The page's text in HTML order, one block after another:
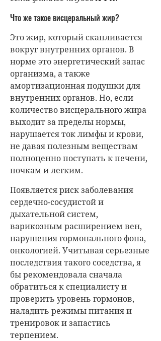
Что же такое висцеральный жир?
Это жир, который скапливается
вокруг внутренних органов. В
норме это энергетический запас
организма, а также
амортизационная подушки для
внутренних органов. Но, если
количество висцерального жира
выходит за пределы нормы,
нарушается ток лимфы и крови,
не давая полезным веществам
полноценно поступать к печени,
почкам и легким.
Появляется риск заболевания
сердечно-сосудистой и
дыхательной систем,
варикозным расширением вен,
нарушения гормонального фона,
онкологией. Учитывая серьезные
последствия такого соседства, я
бы рекомендовала сначала
обратиться к специалисту и
проверить уровень гормонов,
наладить режимы питания и
тренировок и запастись
терпением.